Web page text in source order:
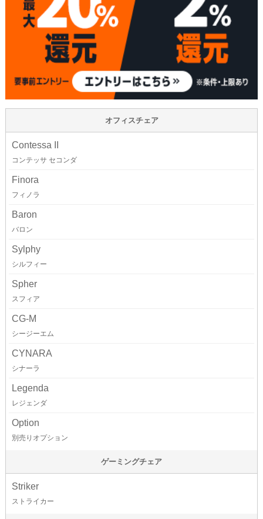
オフィスチェア
Contessa II
コンテッサ セコンダ
Finora
フィノラ
Baron
バロン
Sylphy
シルフィー
Spher
スフィア
CG-M
シージーエム
CYNARA
シナーラ
Legenda
レジェンダ
Option
別売りオプション
ゲーミングチェア
Striker
ストライカー